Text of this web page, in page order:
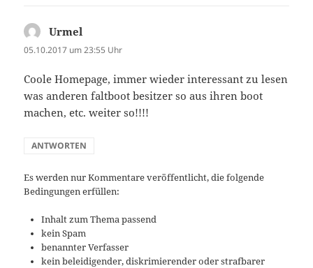
Urmel
05.10.2017 um 23:55 Uhr
Coole Homepage, immer wieder interessant zu lesen
was anderen faltboot besitzer so aus ihren boot
machen, etc. weiter so!!!!
ANTWORTEN
Es werden nur Kommentare veröffentlicht, die folgende
Bedingungen erfüllen:
Inhalt zum Thema passend
kein Spam
benannter Verfasser
kein beleidigender, diskrimierender oder strafbarer